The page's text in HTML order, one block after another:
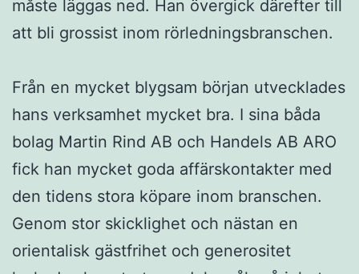
måste läggas ned. Han övergick därefter till
att bli grossist inom rörledningsbranschen.
Från en mycket blygsam början utvecklades
hans verksamhet mycket bra. I sina båda
bolag Martin Rind AB och Handels AB ARO
fick han mycket goda affärskontakter med
den tidens stora köpare inom branschen.
Genom stor skicklighet och nästan en
orientalisk gästfrihet och generositet